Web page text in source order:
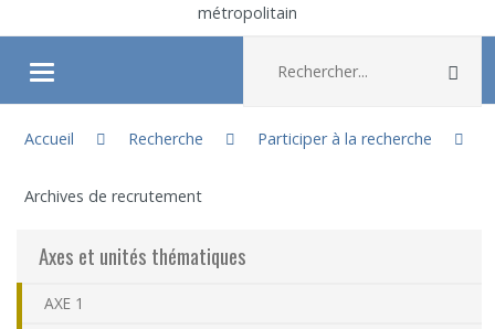
Ouvrir/fermer le menu
À propos
Recherche
Membres
Accueil
Recherche Participer à la recherche
Archives de recrutement
Axes et unités thématiques
AXE 1